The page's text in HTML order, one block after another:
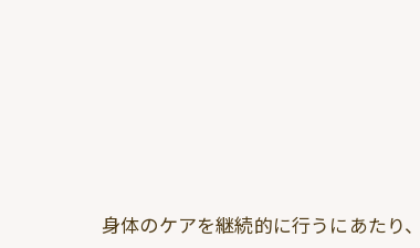
身体のケアを継続的に行うにあたり